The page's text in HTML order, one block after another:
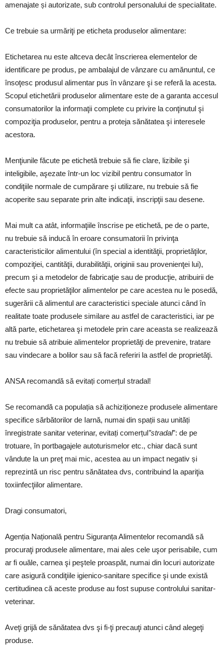
amenajate și autorizate, sub controlul personalului de specialitate.
Ce trebuie sa urmăriţi pe eticheta produselor alimentare:
Etichetarea nu este altceva decât înscrierea elementelor de
identificare pe produs, pe ambalajul de vânzare cu amănuntul, ce
însoţesc produsul alimentar pus în vânzare şi se referă la acesta.
Scopul etichetării produselor alimentare este de a garanta accesul
consumatorilor la informaţii complete cu privire la conţinutul şi
compoziţia produselor, pentru a proteja sănătatea şi interesele
acestora.
Menţiunile făcute pe etichetă trebuie să fie clare, lizibile şi
inteligibile, aşezate într-un loc vizibil pentru consumator în
condiţiile normale de cumpărare şi utilizare, nu trebuie să fie
acoperite sau separate prin alte indicaţii, inscripţii sau desene.
Mai mult ca atât, informaţiile înscrise pe etichetă, pe de o parte,
nu trebuie să inducă în eroare consumatorii în privinţa
caracteristicilor alimentului (în special a identităţii, proprietăţilor,
compoziţiei, cantităţii, durabilităţii, originii sau provenienţei lui),
precum şi a metodelor de fabricaţie sau de producţie, atribuirii de
efecte sau proprietăţilor alimentelor pe care acestea nu le posedă,
sugerării că alimentul are caracteristici speciale atunci când în
realitate toate produsele similare au astfel de caracteristici, iar pe
altă parte, etichetarea şi metodele prin care aceasta se realizează
nu trebuie să atribuie alimentelor proprietăţi de prevenire, tratare
sau vindecare a bolilor sau să facă referiri la astfel de proprietăţi.
ANSA recomandă să evitați comerțul stradal!
Se recomandă ca populația să achiziționeze produsele alimentare
specifice sărbătorilor de Iarnă, numai din spații sau unități
înregistrate sanitar veterinar, evitați comerțul”stradal”: de pe
trotuare, în portbagajele autoturismelor etc., chiar dacă sunt
vândute la un preţ mai mic, acestea au un impact negativ și
reprezintă un risc pentru sănătatea dvs, contribuind la apariţia
toxiinfecţiilor alimentare.
Dragi consumatori,
Agenția Națională pentru Siguranța Alimentelor recomandă să
procuraţi produsele alimentare, mai ales cele uşor perisabile, cum
ar fi ouăle, carnea şi peştele proaspăt, numai din locuri autorizate
care asigură condiţiile igienico-sanitare specifice şi unde există
certitudinea că aceste produse au fost supuse controlului sanitar-
veterinar.
Aveţi grijă de sănătatea dvs şi fi-ţi precauţi atunci când alegeţi
produse.